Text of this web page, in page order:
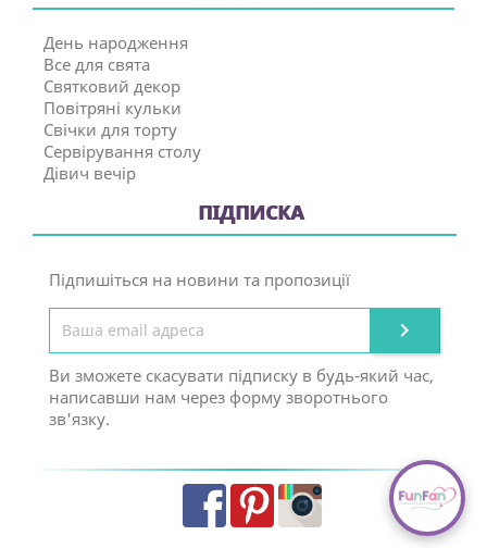
День народження
Все для свята
Святковий декор
Повітряні кульки
Свічки для торту
Сервірування столу
Дівич вечір
ПІДПИСКА
Підпишіться на новини та пропозиції

Ви зможете скасувати підписку в будь-який час,
написавши нам через форму зворотнього
зв'язку.
FacebookPinterestInstagram